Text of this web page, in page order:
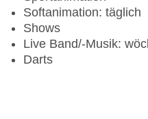
Softanimation: täglich
Shows
Live Band/-Musik:
Darts